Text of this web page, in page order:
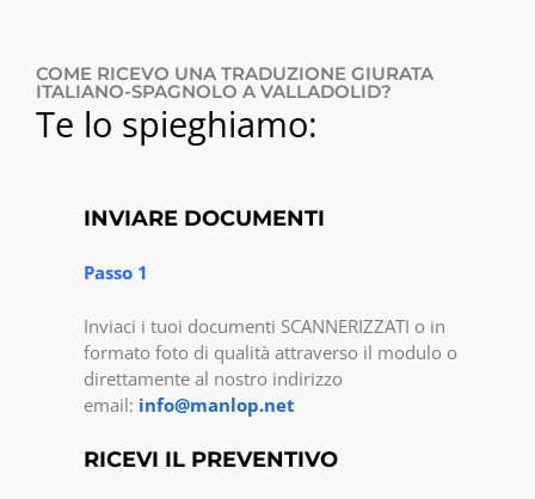
COME RICEVO UNA TRADUZIONE GIURATA
ITALIANO-SPAGNOLO A VALLADOLID?
Te lo spieghiamo:
INVIARE DOCUMENTI
Passo 1
Inviaci i tuoi documenti SCANNERIZZATI o in
formato foto di qualità attraverso il modulo o
direttamente al nostro indirizzo
email: info@manlop.net
RICEVI IL PREVENTIVO